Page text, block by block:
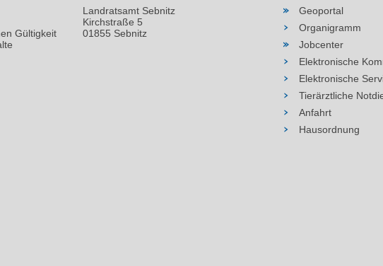
Gültigkeit
Landratsamt Sebnitz
Kirchstraße 5
01855 Sebnitz
Geoportal
Organigramm
Jobcenter
Elektronische
Elektronische
Tierärztliche
Anfahrt
Hausordnung